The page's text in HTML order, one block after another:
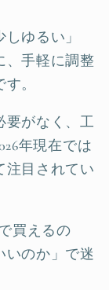
ゆるい」
、手軽に調整
。
要がなく、工
年現在では
注目されてい
買えるの
いのか」で迷